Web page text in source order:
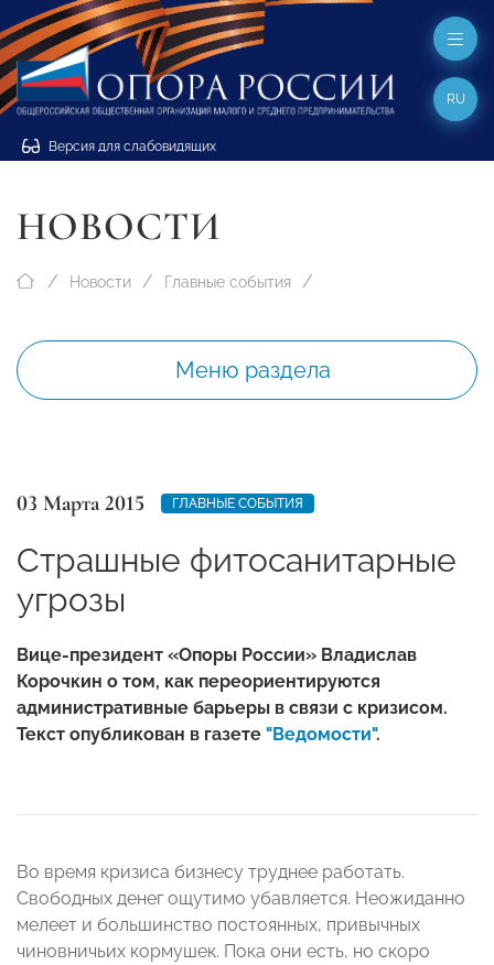
Версия для слабовидящих
RU
НОВОСТИ
Новости Главные события
Меню раздела
03 Марта 2015 ГЛАВНЫЕ СОБЫТИЯ
Страшные фитосанитарные
угрозы
Вице-президент «Опоры России» Владислав
Корочкин о том, как переориентируются
административные барьеры в связи с кризисом.
Текст опубликован в газете "Ведомости".
Во время кризиса бизнесу труднее работать.
Свободных денег ощутимо убавляется. Неожиданно
мелеет и большинство постоянных, привычных
чиновничьих кормушек. Пока они есть, но скоро